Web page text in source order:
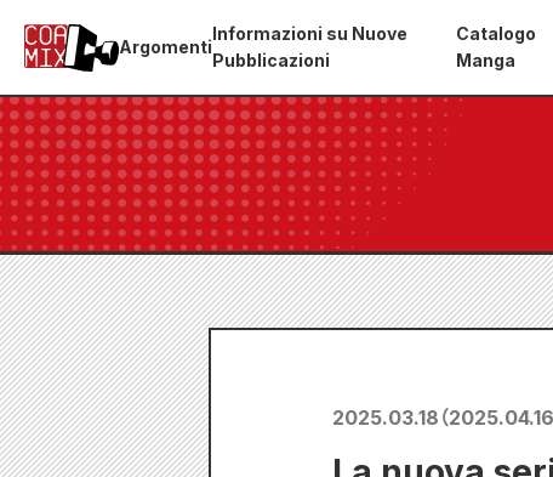
Argomenti
Informazioni su Nuove
Pubblicazioni
Catalogo
Manga
2025.03.18 （2025.04.16